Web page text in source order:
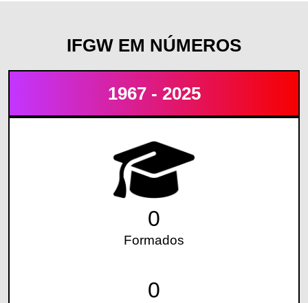
IFGW EM NÚMEROS
1967 - 2025
0
Formados
0